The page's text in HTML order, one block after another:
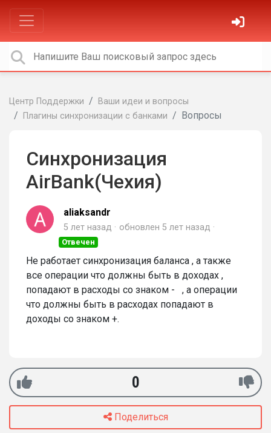
Центр Поддержки
Ваши идеи и вопросы
Плагины синхронизации с банками
Вопросы
Синхронизация
AirBank(Чехия)
aliaksandr
5 лет назад обновлен 5 лет назад
Отвечен
Не работает синхронизация баланса , а также
все операции что должны быть в доходах ,
попадают в расходы со знаком - , а операции
что должны быть в расходах попадают в
доходы со знаком +.
0
Поделиться